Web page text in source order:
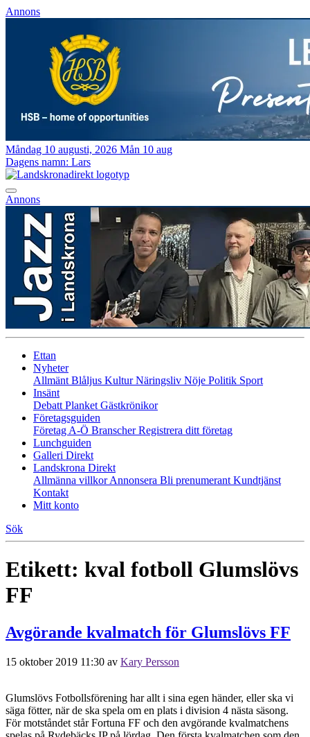
Annons
Måndag 10 augusti, 2026 Mån 10 aug
Dagens namn: Lars
Annons
Ettan
Nyheter
Allmänt Blåljus KulturNäringsliv Nöje Politik Sport
Insänt
Debatt Planket Gästkrönikor
Företagsguiden
Företag A-Ö BranscherRegistrera ditt företag
Lunchguiden
Galleri Direkt
Landskrona Direkt
Allmänna villkorAnnonsera Bli prenumerant Kundtjänst
Kontakt
Mitt konto
Sök
Etikett: kval fotboll Glumslövs
FF
Avgörande kvalmatch för Glumslövs FF
15 oktober 2019 11:30 av Kary Persson
Glumslövs Fotbollsförening har allt i sina egen händer, eller ska vi
säga fötter, när de ska spela om en plats i division 4 nästa säsong.
För motståndet står Fortuna FF och den avgörande kvalmatchens